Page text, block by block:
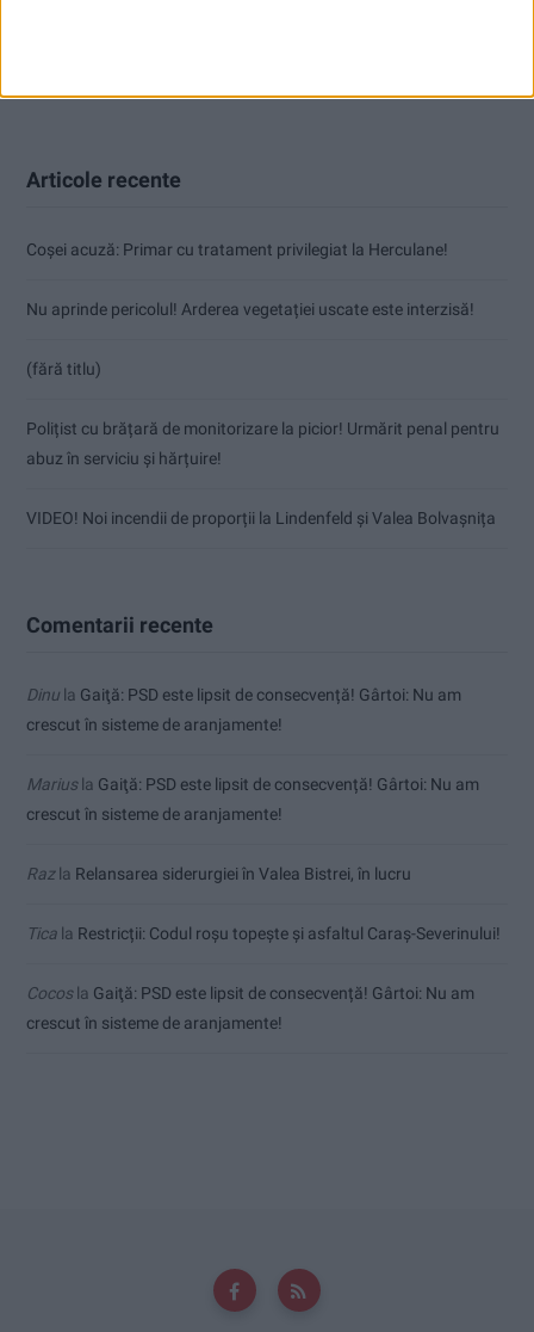
Articole recente
Coșei acuză: Primar cu tratament privilegiat la Herculane!
Nu aprinde pericolul! Arderea vegetației uscate este interzisă!
(fără titlu)
Polițist cu brățară de monitorizare la picior! Urmărit penal pentru
abuz în serviciu și hărțuire!
VIDEO! Noi incendii de proporții la Lindenfeld și Valea Bolvașnița
Comentarii recente
Dinu la Gaiţă: PSD este lipsit de consecvență! Gârtoi: Nu am
crescut în sisteme de aranjamente!
Mariusla Gaiţă: PSD este lipsit de consecvență! Gârtoi: Nu am
crescut în sisteme de aranjamente!
Razla Relansarea siderurgiei în Valea Bistrei, în lucru
Tica la Restricții: Codul roșu topește și asfaltul Caraș-Severinului!
Cocosla Gaiţă: PSD este lipsit de consecvență! Gârtoi: Nu am
crescut în sisteme de aranjamente!